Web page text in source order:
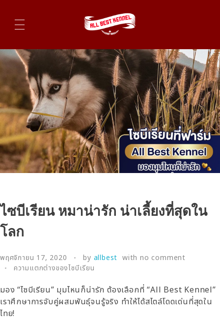
ไซบีเรียนฮัสกี้ ฟาร์มไซบีเรียนที่ดีที่สุดในไทย ติดต่อสอบถาม 0819119104
ไซบีเรียน หมาน่ารัก น่าเลี้ยงที่สุดใน
โลก
พฤศจิกายน 17, 2020 by allbest with no comment
ความแตกต่างของไซบีเรียน
มอง “ไซบีเรียน” มุมไหนก็น่ารัก ต้องเลือกที่ “All Best Kennel”
เราศึกษาการจับคู่ผสมพันธุ์จนรู้จริง ทำให้ได้สไตล์โดดเด่นที่สุดใน
ไทย!